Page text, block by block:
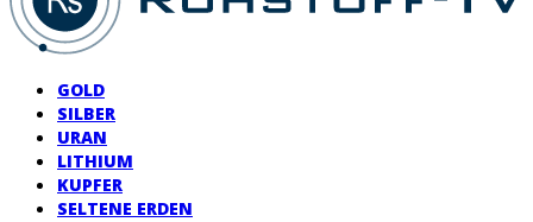
GOLD
SILBER
URAN
LITHIUM
KUPFER
SELTENE ERDEN